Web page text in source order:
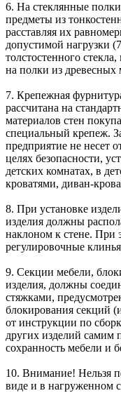
6. На стеклянные полки
предметы из
расставляя их
допустимой нагрузки
толстостенного
на полки из древесных
7. Крепежная
рассчитана на
материалов стен
специальный крепеж.
предприятие не несет
целях безопасности,
детских комнатах, в
кроватями, диван-
8. При установке
изделия должны
наклоном к стене. При
регулировочные
9. Секции мебели,
изделия, должны
стяжками,
блокирования секций
от инструкции по
других изделий самим
сохранность мебели и
10. Внимание! Нельзя
виде и в нагруженном